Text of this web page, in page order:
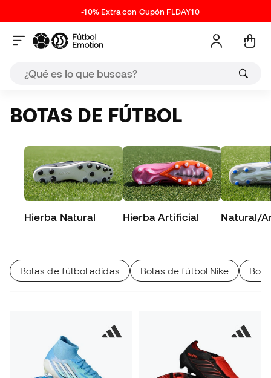
-10% Extra con Cupón FLDAY10
BOTAS DE FÚTBOL
Hierba Natural Hierba Artificial Natural/
Botas de fútbol adidas Botas de fútbol Nike